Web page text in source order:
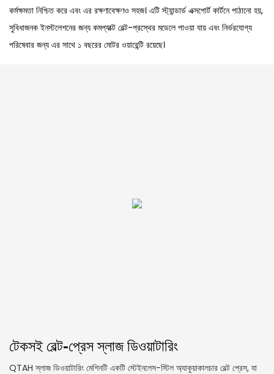
কর্মক্ষমতা নিশ্চিত করে এবং এর রক্ষণাবেক্ষণও সহজ। এটি স্ট্যান্ডার্ড এক্সপোর্ট কার্টনে পাঠানো হয়,
সুবিধাজনক ইনস্টলেশনের জন্য কমপ্যাক্ট বেল্ট-প্রস্থের মডেলে পাওয়া যায় এবং নির্ভরযোগ্য
পরিষেবার জন্য এর সাথে ১ বছরের মোটর ওয়ারেন্টি রয়েছে।
টেকসই বেল্ট-প্রেস স্লাজ ডিওয়াটারিং
QTAH স্লাজ ডিওয়াটারিং মেশিনটি একটি স্টেইনলেস-স্টিল অ্যাকুয়াকালচার বেল্ট প্রেস, যা